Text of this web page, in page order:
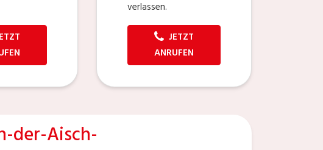
verlassen.
JETZT
ANRUFEN
der-Aisch-